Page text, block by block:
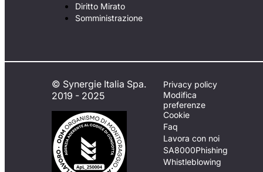
Diritto Mirato
Somministrazione
© Synergie Italia Spa.
2019 - 2025
Privacy policy
Modifica
preferenze
Cookie
Faq
Lavora con noi
SA8000Phishing
Whistleblowing